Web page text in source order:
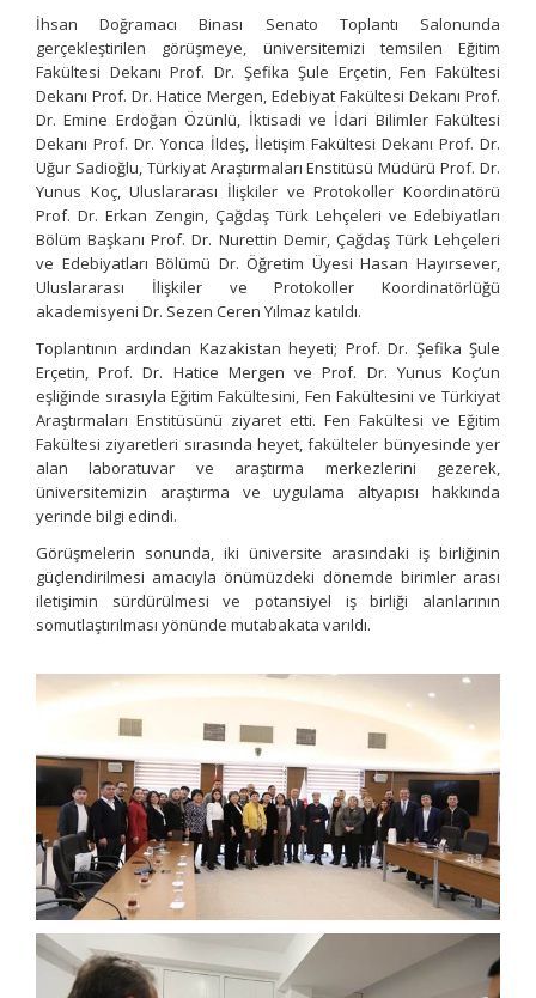
İhsan Doğramacı Binası Senato Toplantı Salonunda
gerçekleştirilen görüşmeye, üniversitemizi temsilen Eğitim
Fakültesi Dekanı Prof. Dr. Şefika Şule Erçetin, Fen Fakültesi
Dekanı Prof. Dr. Hatice Mergen, Edebiyat Fakültesi Dekanı Prof.
Dr. Emine Erdoğan Özünlü, İktisadi ve İdari Bilimler Fakültesi
Dekanı Prof. Dr. Yonca İldeş, İletişim Fakültesi Dekanı Prof. Dr.
Uğur Sadioğlu, Türkiyat Araştırmaları Enstitüsü Müdürü Prof. Dr.
Yunus Koç, Uluslararası İlişkiler ve Protokoller Koordinatörü
Prof. Dr. Erkan Zengin, Çağdaş Türk Lehçeleri ve Edebiyatları
Bölüm Başkanı Prof. Dr. Nurettin Demir, Çağdaş Türk Lehçeleri
ve Edebiyatları Bölümü Dr. Öğretim Üyesi Hasan Hayırsever,
Uluslararası İlişkiler ve Protokoller Koordinatörlüğü
akademisyeni Dr. Sezen Ceren Yılmaz katıldı.
Toplantının ardından Kazakistan heyeti; Prof. Dr. Şefika Şule
Erçetin, Prof. Dr. Hatice Mergen ve Prof. Dr. Yunus Koç’un
eşliğinde sırasıyla Eğitim Fakültesini, Fen Fakültesini ve Türkiyat
Araştırmaları Enstitüsünü ziyaret etti. Fen Fakültesi ve Eğitim
Fakültesi ziyaretleri sırasında heyet, fakülteler bünyesinde yer
alan laboratuvar ve araştırma merkezlerini gezerek,
üniversitemizin araştırma ve uygulama altyapısı hakkında
yerinde bilgi edindi.
Görüşmelerin sonunda, iki üniversite arasındaki iş birliğinin
güçlendirilmesi amacıyla önümüzdeki dönemde birimler arası
iletişimin sürdürülmesi ve potansiyel iş birliği alanlarının
somutlaştırılması yönünde mutabakata varıldı.